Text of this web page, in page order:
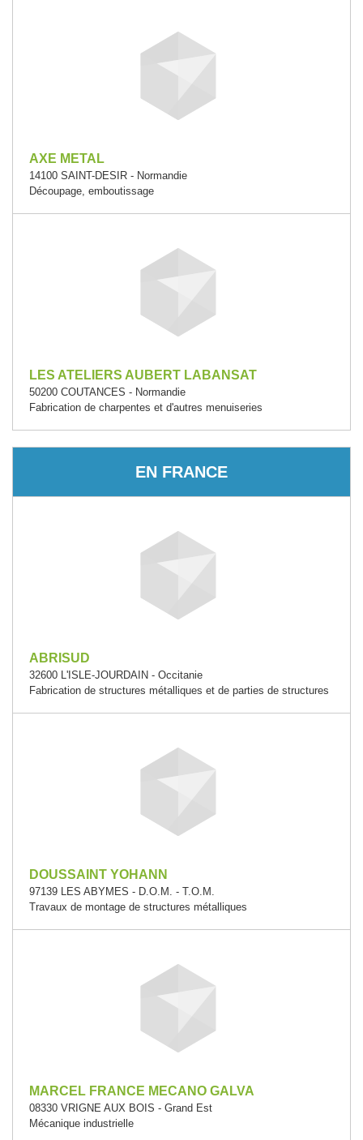
AXE METAL
14100 SAINT-DESIR - Normandie
Découpage, emboutissage
LES ATELIERS AUBERT LABANSAT
50200 COUTANCES - Normandie
Fabrication de charpentes et d'autres menuiseries
EN FRANCE
ABRISUD
32600 L'ISLE-JOURDAIN - Occitanie
Fabrication de structures métalliques et de parties de structures
DOUSSAINT YOHANN
97139 LES ABYMES - D.O.M. - T.O.M.
Travaux de montage de structures métalliques
MARCEL FRANCE MECANO GALVA
08330 VRIGNE AUX BOIS - Grand Est
Mécanique industrielle